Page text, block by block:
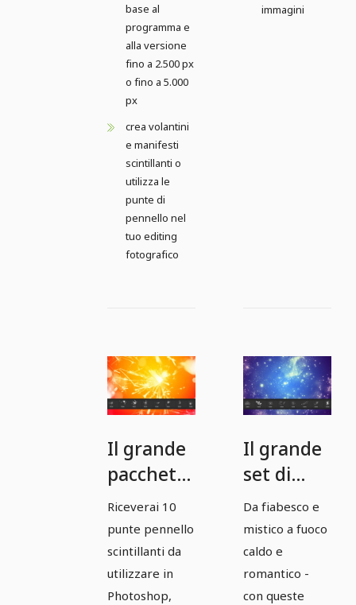
base al
programma e
alla versione
fino a 2.500 px
o fino a 5.000
px
crea volantini
e manifesti
scintillanti o
utilizza le
punte di
pennello nel
tuo editing
fotografico
immagini
Il grande
pacchetto
di
pennelli -
Scintille e
scintille 3
Riceverai 10
punte pennello
scintillanti da
utilizzare in
Photoshop,
Il grande
set di
pennelli -
Scintille e
Scintille 4
Da fiabesco e
mistico a fuoco
caldo e
romantico -
con queste